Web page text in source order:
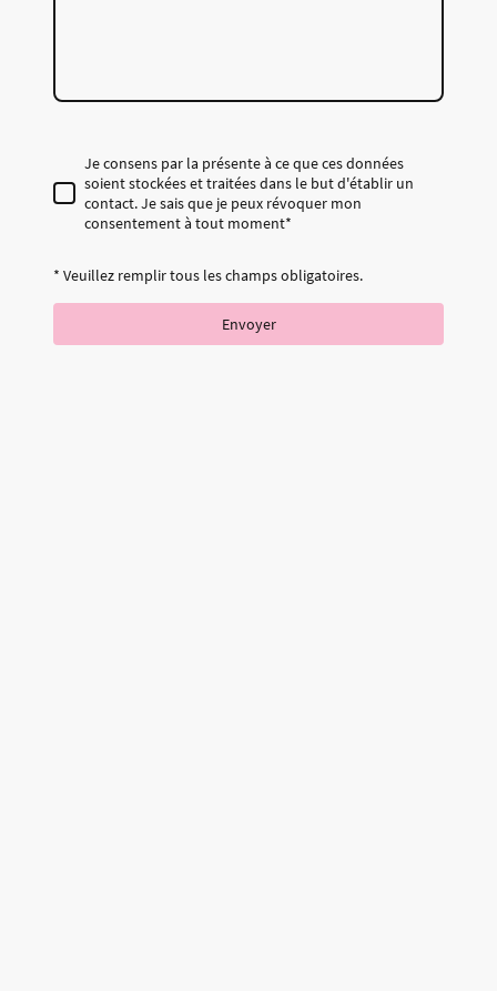
Je consens par la présente à ce que ces données
soient stockées et traitées dans le but d'établir un
contact. Je sais que je peux révoquer mon
consentement à tout moment*
* Veuillez remplir tous les champs obligatoires.
Envoyer